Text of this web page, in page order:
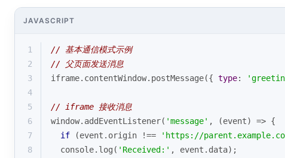
JAVASCRIPT
1
// 基本通信模式示例
2
// 父页面发送消息
3
iframe.contentWindow.postMessage({ type:
4
5
// iframe 接收消息
6
window.addEventListener( 'message' , (event) => {
7
if (event.origin !== 'https://
8
console.log( 'Received:' , event.data);